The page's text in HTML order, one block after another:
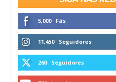
5,000 Fãs
11,450 Seguidores
260 Seguidores